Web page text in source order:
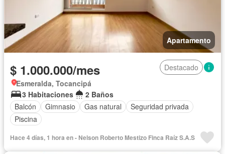
Apartamento
$ 1.000.000/mes
Destacado
Esmeralda, Tocancipá
3 Habitaciones
2 Baños
Balcón
Gimnasio Gas natural
Seguridad privada
Piscina
Hace 4 días, 1 hora en - Nelson Roberto Mestizo Finca Raíz S.A.S